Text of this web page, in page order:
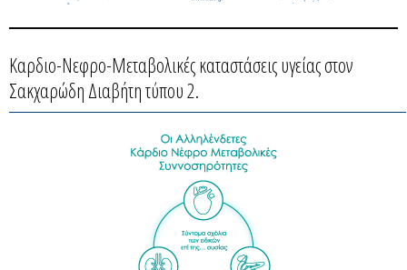
Καρδιο-Νεφρο-Μεταβολικές καταστάσεις υγείας στον
Σακχαρώδη Διαβήτη τύπου 2.